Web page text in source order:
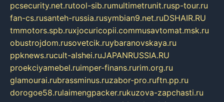
pcsecurity.net.rutool-sib.rumultimetrunit.rusp-tour.ru
fan-cs.rusanteh-russia.rusymbian9.net.ruDSHAIR.RU
tmmotors.spb.ruxjocuricopii.commusavtomat.msk.ru
obustrojdom.rusovetcik.ruybaranovskaya.ru
ppknews.rucult-alshei.ruJAPANRUSSIA.RU
proekciyamebel.ruimper-finans.rurim.org.ru
glamourai.rubrassminus.ruzabor-pro.ruftn.pp.ru
dorogoe58.rulaimengpacker.rukuzova-zapchasti.ru